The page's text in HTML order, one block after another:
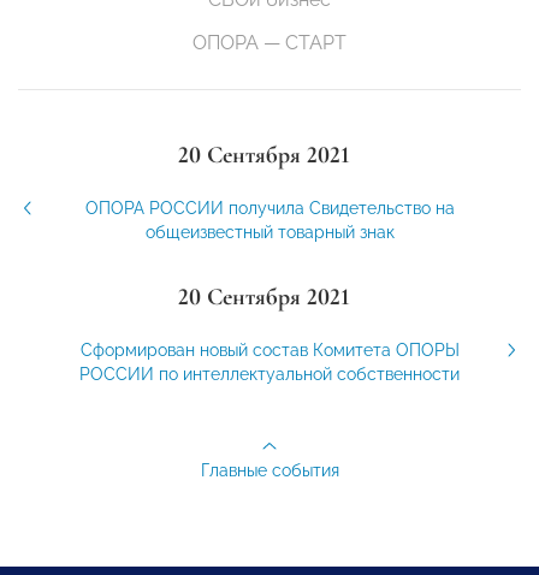
ОПОРА — СТАРТ
20 Сентября 2021
ОПОРА РОССИИ получила Свидетельство на
общеизвестный товарный знак
20 Сентября 2021
Сформирован новый состав Комитета ОПОРЫ
РОССИИ по интеллектуальной собственности
Главные события